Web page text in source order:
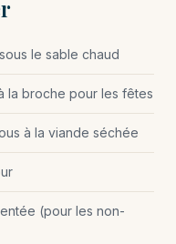
le sable chaud
la broche pour les fêtes
à la viande séchée
(pour les non-